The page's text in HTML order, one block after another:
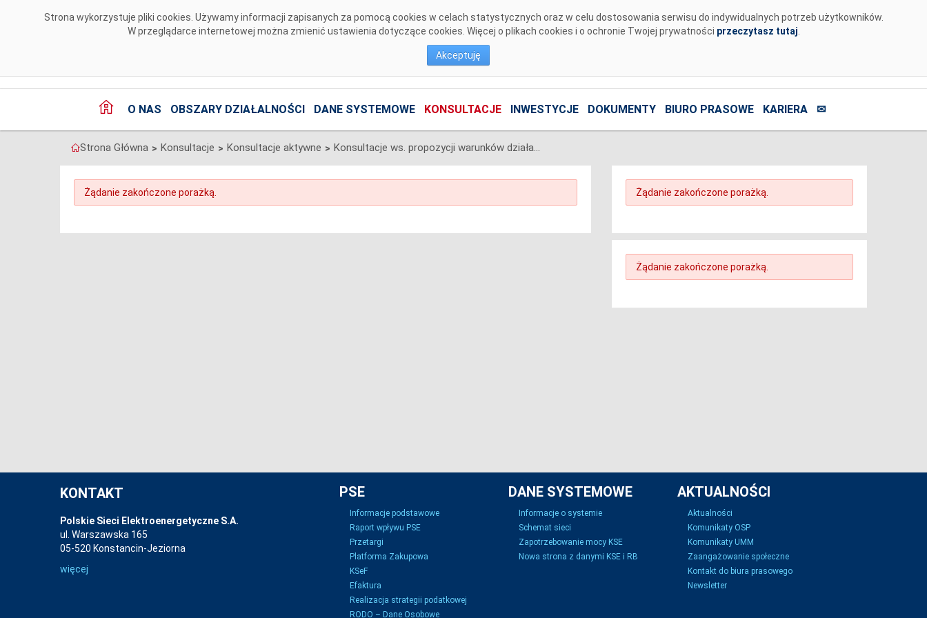
Strona wykorzystuje pliki cookies. Używamy informacji zapisanych za pomocą cookies w celach statystycznych oraz w celu dostosowania serwisu do indywidualnych potrzeb użytkowników.
W przeglądarce internetowej można zmienić ustawienia dotyczące cookies. Więcej o plikach cookies i o ochronie Twojej prywatności przeczytasz tutaj
Akceptuję
O NAS OBSZARY DZIAŁALNOŚCI DANE SYSTEMOWE KONSULTACJE INWESTYCJE DOKUMENTY BIURO PRASOWE KARIERA ✉
Strona Główna > Konsultacje > Konsultacje aktywne > Konsultacje ws. propozycji warunków działania w charakterze dostawców usług w zakresie odbudowy opracowanych na podstawie Rozporządzenia Komisji (UE) 2017/2196 z dnia 24 listopada 2017 r. ustanawiającego kodeks sieci dotyczący stanu zagrożenia i stanu odbudowy systemów elektroenergetycznych (Kodeks NC ER).
Żądanie zakończone porażką. Żądanie zakończone porażką.
Żądanie zakończone porażką.
KONTAKT
Polskie Sieci Elektroenergetyczne S.A.
ul. Warszawska 165
05-520 Konstancin-Jeziorna
więcej
PSE
Informacje podstawowe
Raport wpływu PSE
Przetargi
Platforma Zakupowa
KSeF
Efaktura
Realizacja strategii podatkowej
RODO – Dane Osobowe
DANE SYSTEMOWE
Informacje o systemie
Schemat sieci
Zapotrzebowanie mocy KSE
Nowa strona z danymi KSE i RB
AKTUALNOŚCI
Aktualności
Komunikaty OSP
Komunikaty UMM
Zaangażowanie społeczne
Kontakt do biura prasowego
Newsletter